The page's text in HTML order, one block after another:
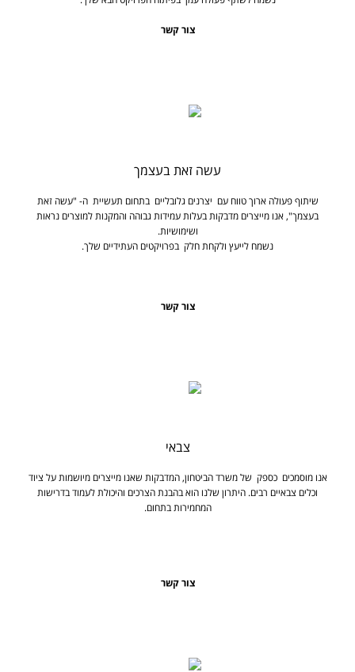
צור קשר
עשה זאת בעצמך
שיתוף פעולה ארוך טווח עם יצרנים גלובליים בתחום תעשיית ה- "עשה זאת
בעצמך", אנו מייצרים מדבקות בעלות עמידות גבוהה והמקנות למוצרים נראות
ושימושיות.
נשמח לייעץ ולקחת חלק בפרויקטים העתידיים שלך.
צור קשר
צבאי
אנו מוסמכים כספק של משרד הביטחון, המדבקות שאנו מייצרים מיושמות על ציוד
וכלים צבאיים רבים. היתרון שלנו הוא בהבנת הצרכים והיכולת לעמוד בדרישות
המחמירות בתחום.
צור קשר